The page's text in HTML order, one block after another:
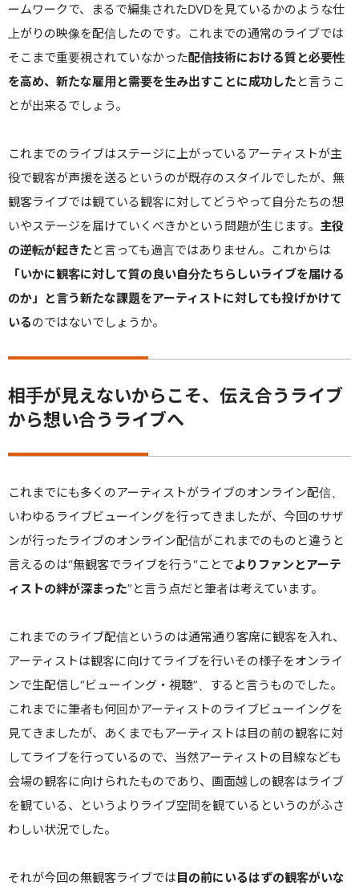
ームワークで、まるで編集されたDVDを見ているかのような仕
上がりの映像を配信したのです。これまでの通常のライブでは
そこまで重要視されていなかった配信技術における質と必要性
を高め、新たな雇用と需要を生み出すことに成功した と言うこ
とが出来るでしょう。
これまでのライブはステージに上がっているアーティストが主
役で観客が声援を送るというのが既存のスタイルでしたが、無
観客ライブでは観ている観客に対してどうやって自分たちの想
いやステージを届けていくべきかという問題が生じます。 主役
の逆転が起きた と言っても過言ではありません。これからは
「いかに観客に対して質の良い自分たちらしいライブを届ける
のか」と言う新たな課題をアーティストに対しても投げかけて
いるのではないでしょうか。
相手が見えないからこそ、伝え合うライブ
から想い合うライブへ
これまでにも多くのアーティストがライブのオンライン配信、
いわゆるライブビューイングを行ってきましたが、今回のサザ
ンが行ったライブのオンライン配信がこれまでのものと違うと
言えるのは“無観客でライブを行う“ことでよりファンとアーテ
ィストの絆が深まった”と言う点だと筆者は考えています。
これまでのライブ配信というのは通常通り客席に観客を入れ、
アーティストは観客に向けてライブを行いその様子をオンライ
ンで生配信し“ビューイング・視聴”、すると言うものでした。
これまでに筆者も何回かアーティストのライブビューイングを
見てきましたが、あくまでもアーティストは目の前の観客に対
してライブを行っているので、当然アーティストの目線なども
会場の観客に向けられたものであり、画面越しの観客はライブ
を観ている、というよりライブ空間を観ているというのがふさ
わしい状況でした。
それが今回の無観客ライブでは目の前にいるはずの観客がいな